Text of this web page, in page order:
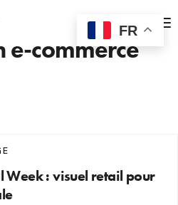
MENU
e-commerce
Week : visuel retail pour
FR